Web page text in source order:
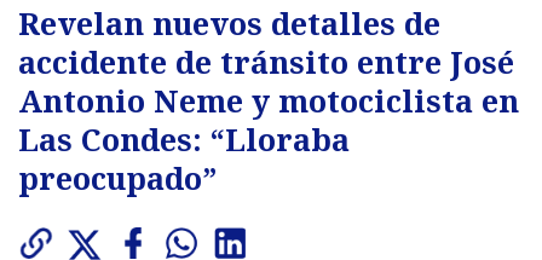
Revelan nuevos detalles de
accidente de tránsito entre José
Antonio Neme y motociclista en
Las Condes: “Lloraba
preocupado”